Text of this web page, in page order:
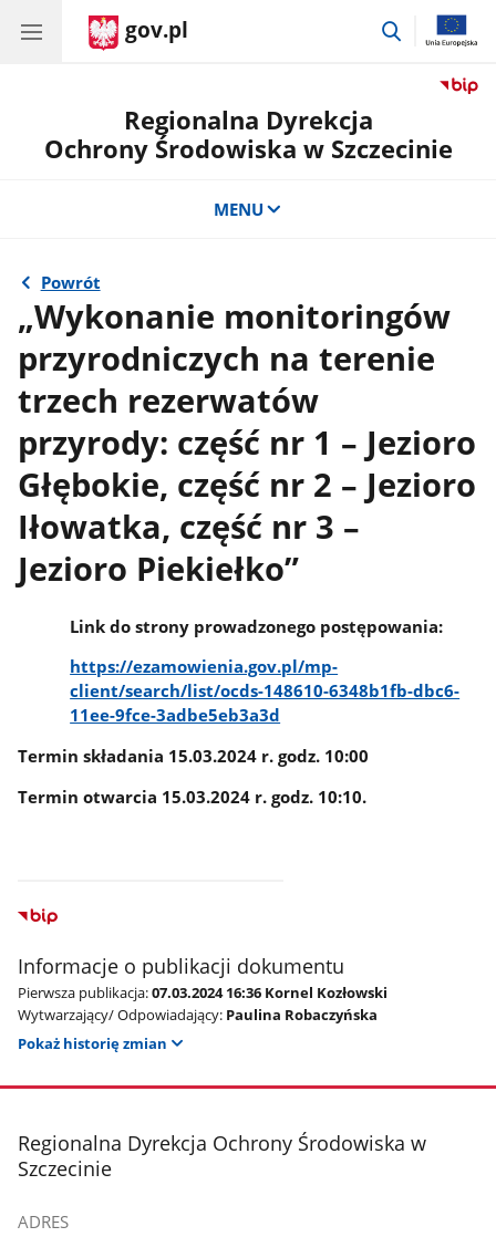
gov.pl
przejdź
Regionalna Dyrekcja
Ochrony Środowiska w Szczecinie
MENU
Powrót
„Wykonanie monitoringów
przyrodniczych na terenie
trzech rezerwatów
przyrody: część nr 1 – Jezioro
Głębokie, część nr 2 – Jezioro
Iłowatka, część nr 3 –
Jezioro Piekiełko”
Link do strony prowadzonego postępowania:
https://ezamowienia.gov.pl/mp-
client/search/list/ocds-148610-6348b1fb-dbc6-
11ee-9fce-3adbe5eb3a3d
Termin składania 15.03.2024 r. godz. 10:00
Termin otwarcia 15.03.2024 r. godz. 10:10.
Informacje o publikacji dokumentu
Pierwsza publikacja:07.03.2024 16:36 Kornel Kozłowski
Wytwarzający/ Odpowiadający: Paulina Robaczyńska
Pokaż historię zmian
stopka
Regionalna Dyrekcja Ochrony Środowiska w
Szczecinie
ADRES